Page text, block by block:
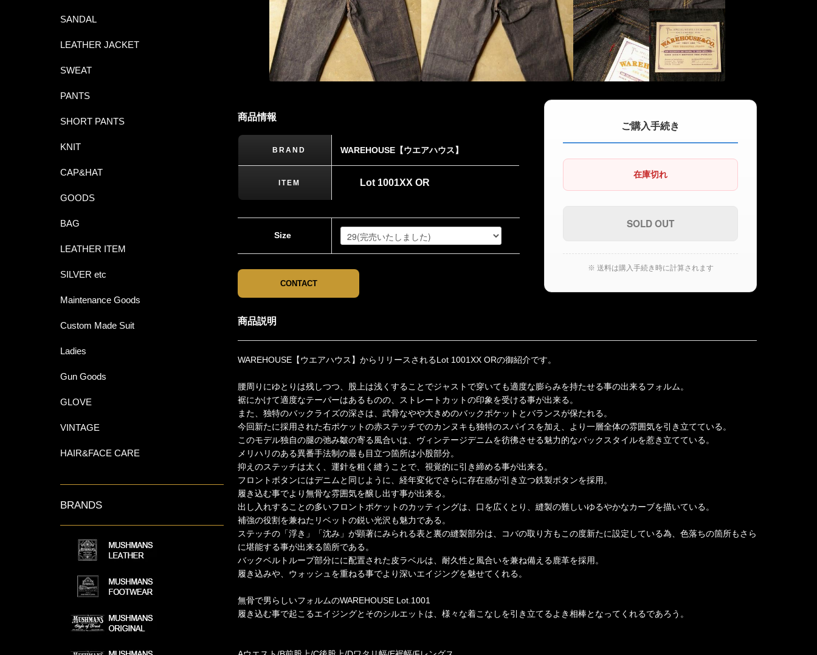
商品情報
BRAND WAREHOUSE【ウエアハウス】
ITEM Lot 1001XX OR
Size
CONTACT
ご購入手続き
在庫切れ
※ 送料は購入手続き時に計算されます
商品説明
WAREHOUSE【ウエアハウス】からリリースされるLot 1001XX ORの御紹介です。
腰周りにゆとりは残しつつ、股上は浅くすることでジャストで穿いても適度な膨らみを持たせる事の出来るフォルム。
裾にかけて適度なテーパーはあるものの、ストレートカットの印象を受ける事が出来る。
また、独特のバックライズの深さは、武骨なやや大きめのバックポケットとバランスが保たれる。
今回新たに採用された右ポケットの赤ステッチでのカンヌキも独特のスパイスを加え、より一層全体の雰囲気を引き立てている。
このモデル独自の腿の弛み皺の寄る風合いは、ヴィンテージデニムを彷彿させる魅力的なバックスタイルを惹き立てている。
メリハリのある異番手法制の最も目立つ箇所は小股部分。
抑えのステッチは太く、運針を粗く縫うことで、視覚的に引き締める事が出来る。
フロントボタンにはデニムと同じように、経年変化でさらに存在感が引き立つ鉄製ボタンを採用。
履き込む事でより無骨な雰囲気を醸し出す事が出来る。
出し入れすることの多いフロントポケットのカッティングは、口を広くとり、縫製の難しいゆるやかなカーブを描いている。
補強の役割を兼ねたリベットの鋭い光沢も魅力である。
ステッチの「浮き」「沈み」が顕著にみられる表と裏の縫製部分は、コバの取り方もこの度新たに設定している為、色落ちの箇所もさら
に堪能する事が出来る箇所である。
バックベルトループ部分にに配置された皮ラベルは、耐久性と風合いを兼ね備える鹿革を採用。
履き込みや、ウォッシュを重ねる事でより深いエイジングを魅せてくれる。
無骨で男らしいフォルムのWAREHOUSE Lot.1001
履き込む事で起こるエイジングとそのシルエットは、様々な着こなしを引き立てるよき相棒となってくれるであろう。
SANDAL
LEATHER JACKET
SWEAT
PANTS
SHORT PANTS
KNIT
CAP&HAT
GOODS
BAG
LEATHER ITEM
SILVER etc
Maintenance Goods
Custom Made Suit
Ladies
Gun Goods
GLOVE
VINTAGE
HAIR&FACE CARE
BRANDS